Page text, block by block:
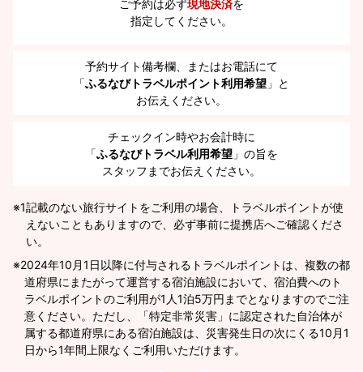
ご予約は必ず現地決済を
指定してください。
予約サイト備考欄、またはお電話にて
「ふるなびトラベルポイント利用希望 」と
お伝えください。
チェックイン時やお会計時に
「ふるなびトラベル利用希望 」の旨を
スタッフまでお伝えください。
※1記載のない旅行サイトをご利用の場合、トラベルポイントが使
えないこともありますので、必ず事前に提携店へご確認くださ
い。
2024年10月1日以降に付与されるトラベルポイントは、複数の都
道府県にまたがって運営する宿泊施設において、宿泊費へのト
ラベルポイントのご利用が1人1泊5万円までとなりますのでご注
意ください。ただし、「特定非常災害」に認定された自治体が
属する都道府県にある宿泊施設は、災害発生日の次にくる10月1
日から1年間上限なくご利用いただけます。